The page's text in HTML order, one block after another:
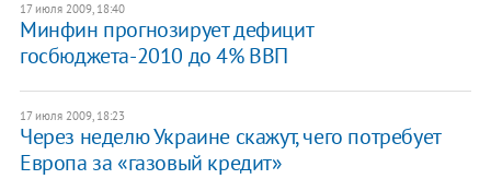
17 июля 2009, 18:40
Минфин прогнозирует дефицит
госбюджета-2010 до 4% ВВП
17 июля 2009, 18:23
Через неделю Украине скажут, чего потребует
Европа за «газовый кредит»